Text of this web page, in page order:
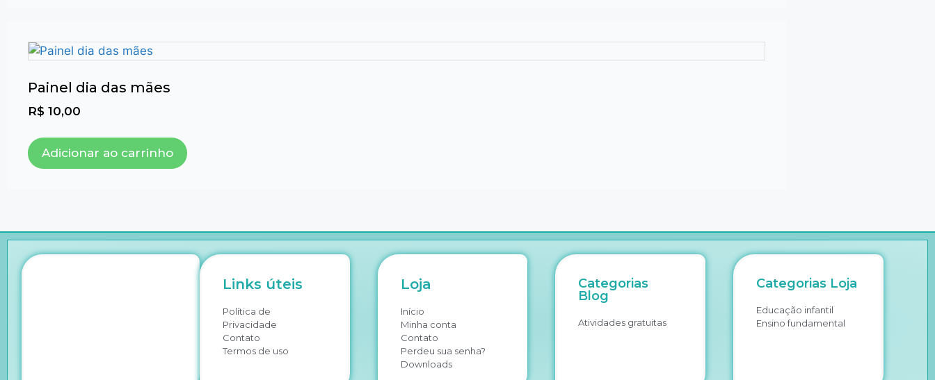
Painel dia das mães
R$ 10,00
Adicionar ao carrinho
Links úteis
Política de
Privacidade
Contato
Termos de uso
Loja
Início
Minha conta
Contato
Perdeu sua senha?
Downloads
Categorias
Blog
Atividades gratuitas
Categorias Loja
Educação infantil
Ensino fundamental